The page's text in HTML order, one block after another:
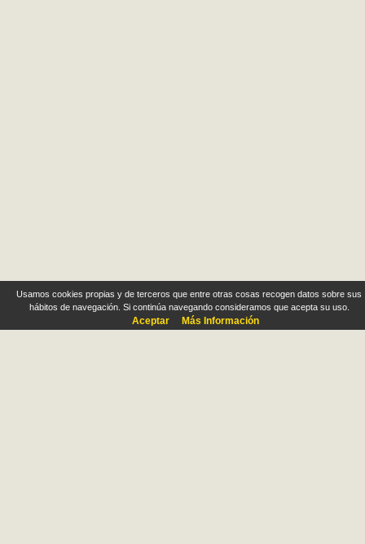
Usamos cookies propias y de terceros que entre otras cosas recogen datos sobre sus
hábitos de navegación. Si continúa navegando consideramos que acepta su uso.
Aceptar Más Información